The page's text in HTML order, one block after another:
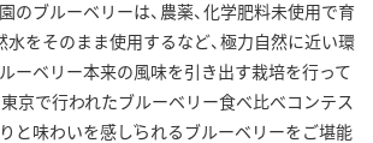
のブルーベリーは、農薬、化学肥料未使用で育
水をそのまま使用するなど、極力自然に近い環
ーベリー本来の風味を引き出す栽培を行って
京で行われたブルーベリー食べ比べコンテス
と味わいを感じられるブルーベリーをご堪能